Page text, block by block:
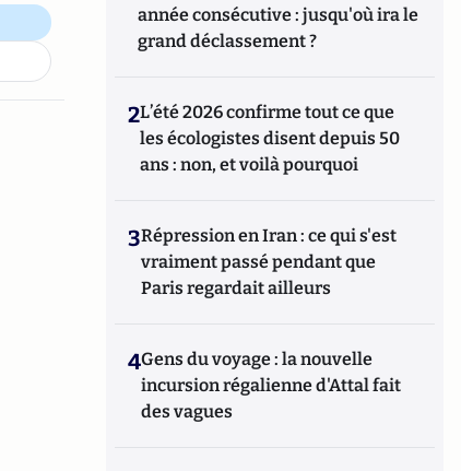
année consécutive : jusqu'où ira le
grand déclassement ?
2L’été 2026 confirme tout ce que
les écologistes disent depuis 50
ans : non, et voilà pourquoi
3Répression en Iran : ce qui s'est
vraiment passé pendant que
Paris regardait ailleurs
4Gens du voyage : la nouvelle
incursion régalienne d'Attal fait
des vagues